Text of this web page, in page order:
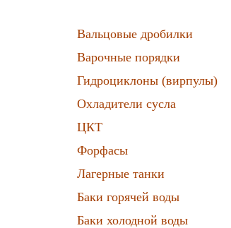
Вальцовые дробилки
Варочные порядки
Гидроциклоны (вирпулы)
Охладители сусла
ЦКТ
Форфасы
Лагерные танки
Баки горячей воды
Баки холодной воды